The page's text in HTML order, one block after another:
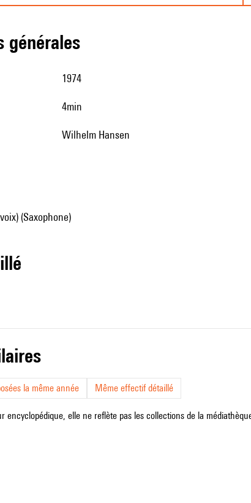
générales
1974
4min
Wilhelm Hansen
(Saxophone)
la même année Même effectif détaillé
encyclopédique, elle ne reflète pas les collections de la